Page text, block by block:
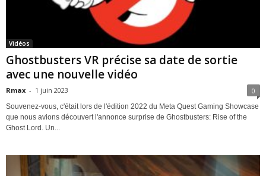
Vidéos
Ghostbusters VR précise sa date de sortie
avec une nouvelle vidéo
Rmax - 1 juin 2023 0
Souvenez-vous, c'était lors de l'édition 2022 du Meta Quest Gaming Showcase
que nous avions découvert l'annonce surprise de Ghostbusters: Rise of the
Ghost Lord. Un...